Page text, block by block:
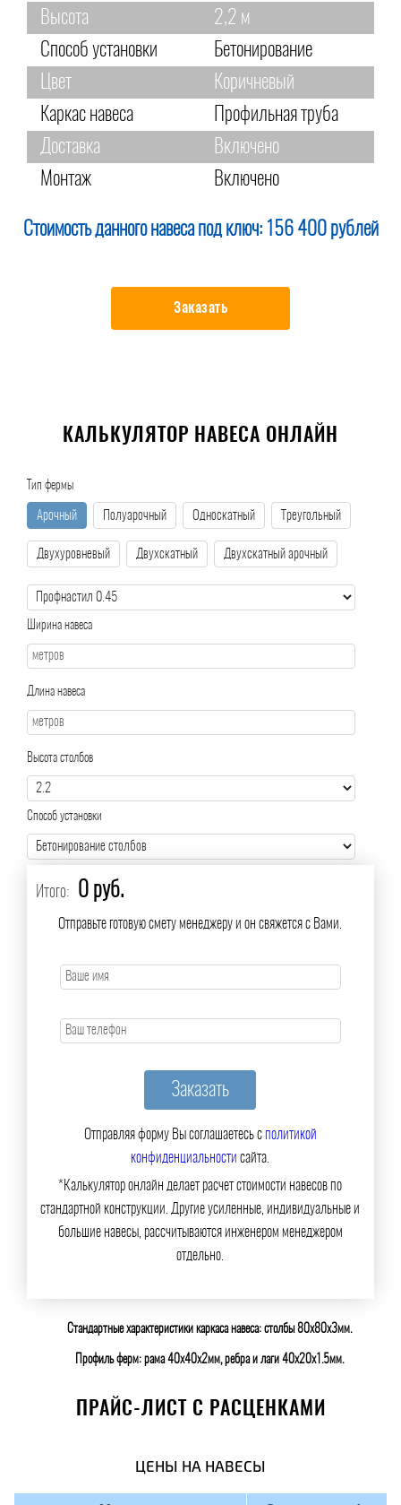
Высота
2,2 м
Способ установки
Бетонирование
Цвет
Коричневый
Каркас навеса
Профильная труба
Доставка
Включено
Монтаж
Включено
Стоимость данного навеса под ключ: 156 400 рублей
Заказать
КАЛЬКУЛЯТОР НАВЕСА ОНЛАЙН
Тип фермы
Арочный Полуарочный Односкатный Треугольный
Двухуровневый Двухскатный Двухскатный арочный
Ширина навеса
Длина навеса
Высота столбов
Способ установки
Итого: 0 руб.
Отправьте готовую смету менеджеру и он свяжется с Вами.
Отправляя форму Вы соглашаетесь сполитикой
конфиденциальности сайта.
*Калькулятор онлайн делает расчет стоимости навесов по
стандартной конструкции. Другие усиленные, индивидуальные и
большие навесы, рассчитываются инженером менеджером
отдельно.
Стандартные характеристики каркаса навеса: столбы 80х80х3мм.
Профиль ферм: рама 40х40х2мм, ребра и лаги 40х20х1.5мм.
ПРАЙС-ЛИСТ С РАСЦЕНКАМИ
ЦЕНЫ НА НАВЕСЫ